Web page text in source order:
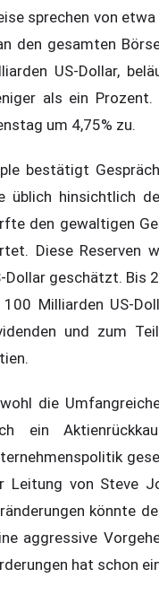
sprechen von
den gesamten
US-Dollar,
als ein
um 4,75% zu.
bestätigt
üblich hinsichtlich
den gewaltigen
Diese Reserven
Dollar geschätzt. Bis
100 Milliarden US-
und zum
die
ein
Leitung von Steve
könnte
aggressive
hat schon